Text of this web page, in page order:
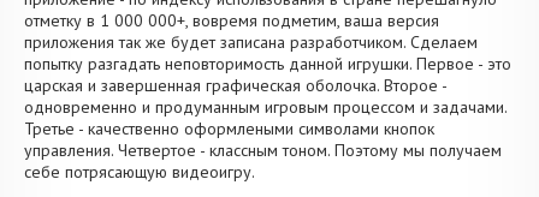
отметку в 1 000 000+, вовремя подметим, ваша версия
приложения так же будет записана разработчиком. Сделаем
попытку разгадать неповторимость данной игрушки. Первое - это
царская и завершенная графическая оболочка. Второе -
одновременно и продуманным игровым процессом и задачами.
Третье - качественно оформлеными символами кнопок
управления. Четвертое - классным тоном. Поэтому мы получаем
себе потрясающую видеоигру.